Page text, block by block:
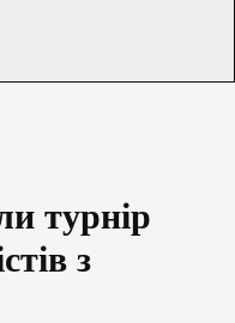
турнір
з